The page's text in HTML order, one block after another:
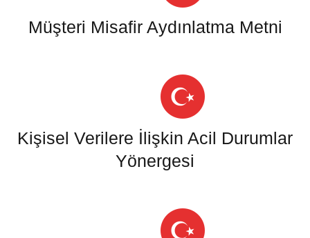
Müşteri Misafir Aydınlatma Metni
Kişisel Verilere İlişkin Acil Durumlar
Yönergesi